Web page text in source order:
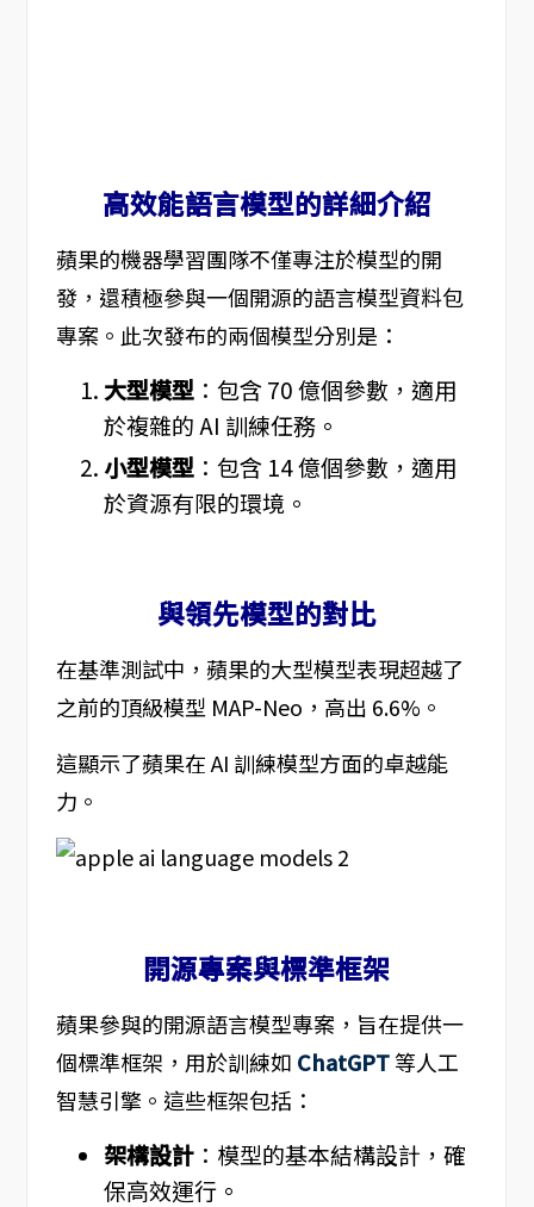
高效能語言模型的詳細介紹
蘋果的機器學習團隊不僅專注於模型的開
發，還積極參與一個開源的語言模型資料包
專案。此次發布的兩個模型分別是：
大型模型：包含 70 億個參數，適用
於複雜的 AI 訓練任務。
小型模型：包含 14 億個參數，適用
於資源有限的環境。
與領先模型的對比
在基準測試中，蘋果的大型模型表現超越了
之前的頂級模型 MAP-Neo，高出 6.6%。
這顯示了蘋果在 AI 訓練模型方面的卓越能
力。
開源專案與標準框架
蘋果參與的開源語言模型專案，旨在提供一
個標準框架，用於訓練如 ChatGPT等人工
智慧引擎。這些框架包括：
架構設計：模型的基本結構設計，確
保高效運行。